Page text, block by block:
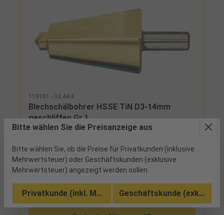
119101 - 33,44 €
Blechschälbohrer HSSE TiN D3-14mm
geschliffen Gr.1
geschliffene Ausführung
Vergleichen
Bitte wählen Sie die Preisanzeige aus
Bitte wählen Sie, ob die Preise für Privatkunden (inklusive
Mehrwertsteuer) oder Geschäftskunden (exklusive
Mehrwertsteuer) angezeigt werden sollen.
Privatkunde (inkl. MwSt.) Geschäftskunde (exkl.